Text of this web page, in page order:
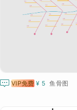
 VIP免费 ¥ 5 鱼骨图